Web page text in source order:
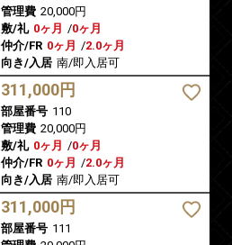
管理費 20,000円
敷/礼 0ヶ月 /0ヶ月
仲介/FR 0ヶ月 /2.0ヶ月
向き/入居 南/即入居可
311,000円
部屋番号 110
管理費 20,000円
敷/礼 0ヶ月 /0ヶ月
仲介/FR 0ヶ月 /2.0ヶ月
向き/入居 南/即入居可
311,000円
部屋番号 111